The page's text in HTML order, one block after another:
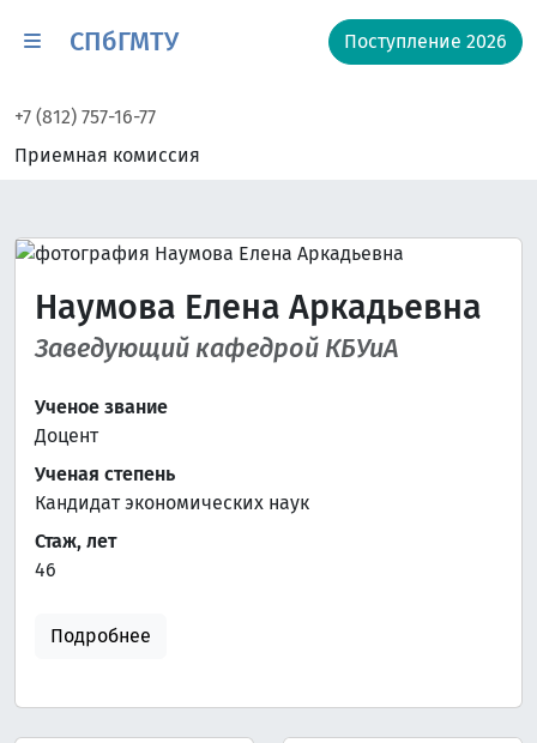
СПбГМТУ Поступление 2026
+7 (812) 757-16-77
Приемная комиссия
Наумова Елена Аркадьевна
Заведующий кафедрой КБУиА
Ученое звание
Доцент
Ученая степень
Кандидат экономических наук
Стаж, лет
46
Подробнее